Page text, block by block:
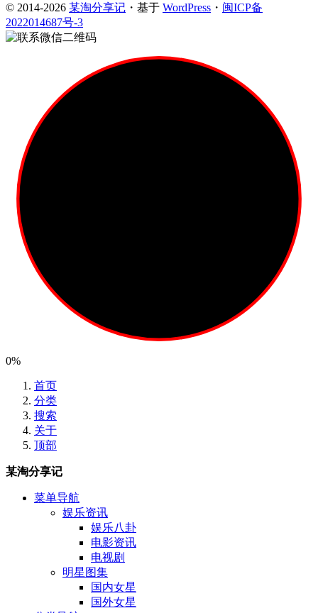
© 2014-2026 某淘分享记 ・基于 WordPress ・ 闽ICP备
2022014687号-3
0%
首页
分类
搜索
关于
顶部
某淘分享记
菜单导航
娱乐资讯
娱乐八卦
电影资讯
电视剧
明星图集
国内女星
国外女星